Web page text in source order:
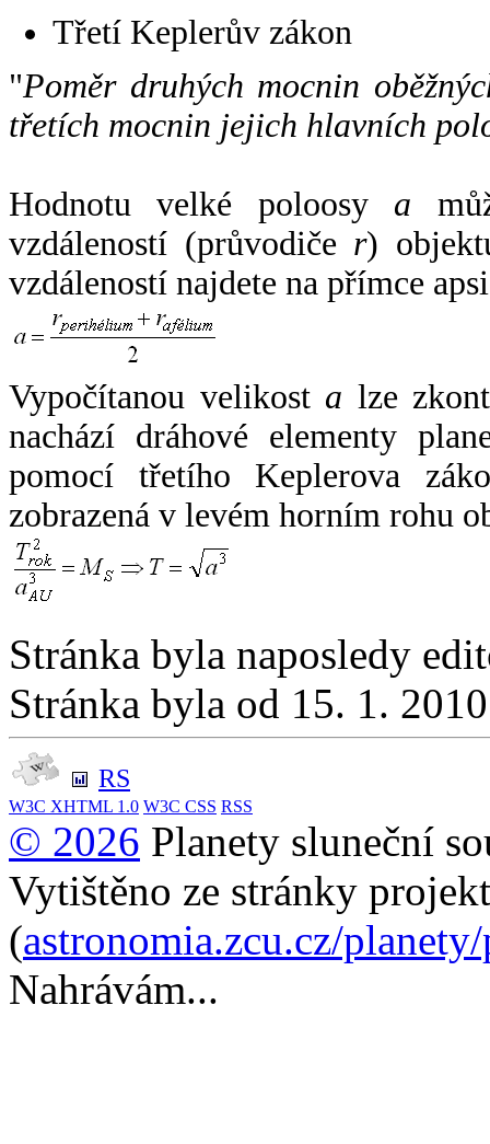
Třetí Keplerův zákon
"Poměr druhých mocnin
třetích mocnin jejich hlavních
Hodnotu velké poloosy a
vzdáleností (průvodiče r)
vzdáleností najdete na přímce
Vypočítanou velikost a lze
nachází dráhové elementy
pomocí třetího Keplerova
zobrazená v levém horním rohu
Stránka byla naposledy
Stránka byla od 15. 1.
RS
W3C XHTML 1.0 W3C CSS RSS
© 2026 Planety sluneční
Vytištěno ze stránky
(astronomia.zcu.cz/
Nahrávám...